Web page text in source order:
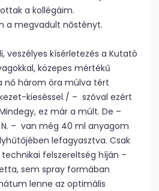
a kollégáim.
a megvadult nőstényt.
veszélyes kísérletezés a Kutató
közepes mértékű
nő három óra múlva tért
kieséssel / – szóval ezért
ez már a múlt. De –
– van még 40 ml anyagom
lefagyasztva. Csak
felszereltség híján –
sem spray formában
lenne az optimális